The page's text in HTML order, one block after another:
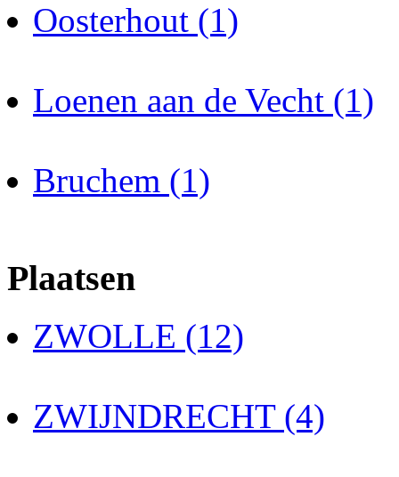
Oosterhout (1)
Loenen aan de Vecht (1)
Bruchem (1)
Plaatsen
ZWOLLE (12)
ZWIJNDRECHT (4)